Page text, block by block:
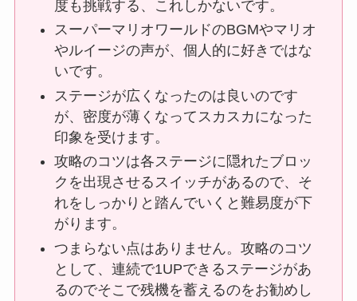
度も挑戦する、これしかないです。
スーパーマリオワールドのBGMやマリオ
やルイージの声が、個人的に好きではな
いです。
ステージが広くなったのは良いのです
が、密度が薄くなってスカスカになった
印象を受けます。
攻略のコツは各ステージに隠れたブロッ
クを出現させるスイッチがあるので、そ
れをしっかりと踏んでいくと難易度が下
がります。
つまらない点はありません。攻略のコツ
として、連続で1UPできるステージがあ
るのでそこで残機を蓄えるのをお勧めし